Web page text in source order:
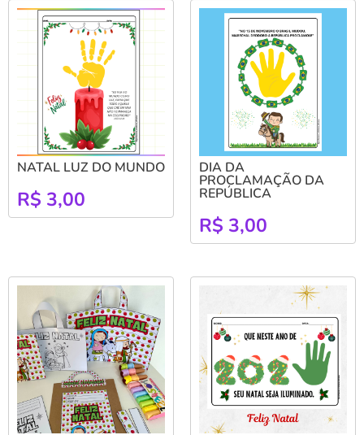
NATAL LUZ DO MUNDO
R$ 3,00
DIA DA
PROCLAMAÇÃO DA
REPÚBLICA
R$ 3,00